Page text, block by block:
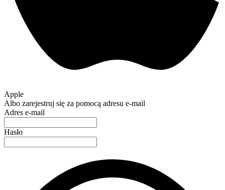
Apple
Albo zarejestruj się za pomocą adresu e-mail
Adres e-mail
Hasło